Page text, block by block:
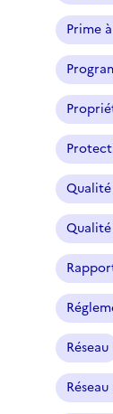
Prime
Qualité
Réseau